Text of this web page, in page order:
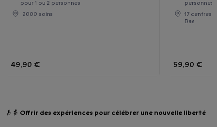
pour 1 ou 2 personnes
2000 soins
49,90 €
personnes
17 centres
Bas
59,90 €
👴👵 Offrir des expériences pour célébrer une nouvelle liberté